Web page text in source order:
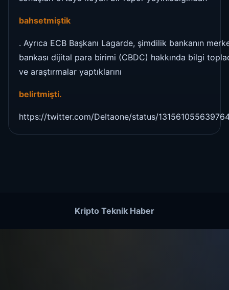
bahsetmiştik
. Ayrıca ECB Başkanı Lagarde, şimdilik bankanın
bankası dijital para birimi (CBDC) hakkında bilgi
ve araştırmalar yaptıklarını
belirtmişti.
https://twitter.com/DeItaone/status/
Kripto Teknik Haber